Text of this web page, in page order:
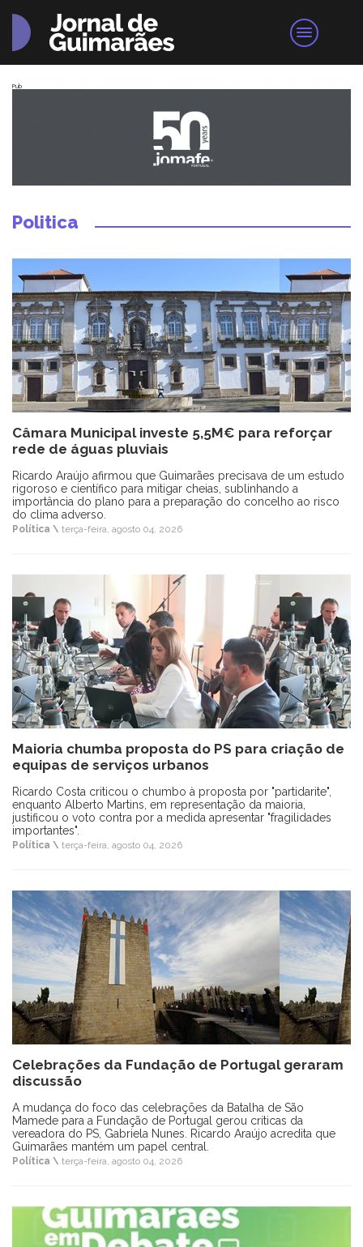
Pub
Politica
Câmara Municipal investe 5,5M€ para reforçar
rede de águas pluviais
Ricardo Araújo afirmou que Guimarães precisava de um estudo
rigoroso e científico para mitigar cheias, sublinhando a
importância do plano para a preparação do concelho ao risco
do clima adverso.
Política \ terça-feira, agosto 04, 2026
Maioria chumba proposta do PS para criação de
equipas de serviços urbanos
Ricardo Costa criticou o chumbo à proposta por "partidarite",
enquanto Alberto Martins, em representação da maioria,
justificou o voto contra por a medida apresentar "fragilidades
importantes".
Política \ terça-feira, agosto 04, 2026
Celebrações da Fundação de Portugal geraram
discussão
A mudança do foco das celebrações da Batalha de São
Mamede para a Fundação de Portugal gerou críticas da
vereadora do PS, Gabriela Nunes. Ricardo Araújo acredita que
Guimarães mantém um papel central.
Política \ terça-feira, agosto 04, 2026